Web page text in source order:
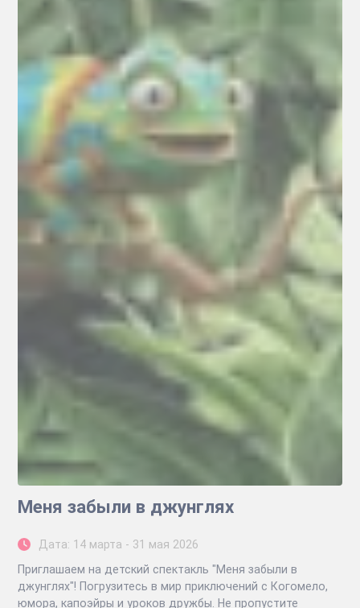
Меня забыли в джунглях
Дата: 14 марта - 31 мая 2026
Приглашаем на детский спектакль "Меня забыли в
джунглях"! Погрузитесь в мир приключений с Когомело,
юмора, капоэйры и уроков дружбы. Не пропустите